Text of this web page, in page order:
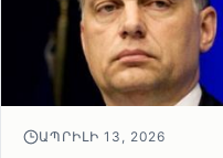
ԱՊՐԻԼԻ 13, 2026